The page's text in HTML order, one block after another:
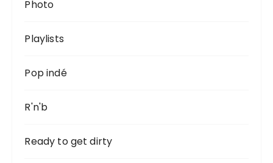
Photo
Playlists
Pop indé
R'n'b
Ready to get dirty